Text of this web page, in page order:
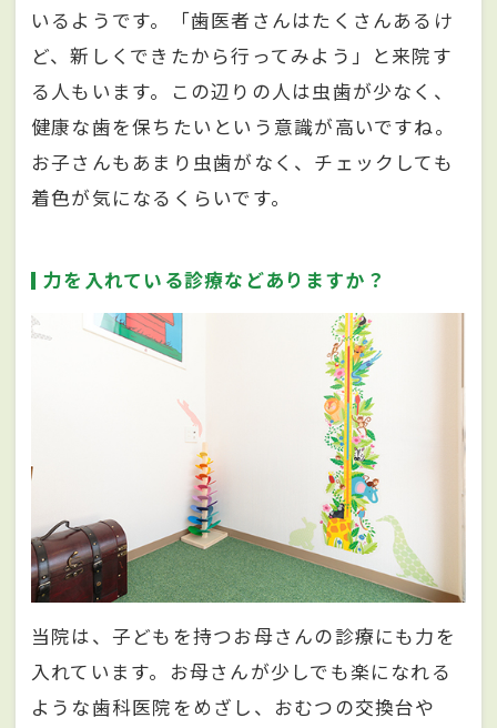
いるようです。「歯医者さんはたくさんあるけ
ど、新しくできたから行ってみよう」と来院す
る人もいます。この辺りの人は虫歯が少なく、
健康な歯を保ちたいという意識が高いですね。
お子さんもあまり虫歯がなく、チェックしても
着色が気になるくらいです。
力を入れている診療などありますか？
当院は、子どもを持つお母さんの診療にも力を
入れています。お母さんが少しでも楽になれる
ような歯科医院をめざし、おむつの交換台や